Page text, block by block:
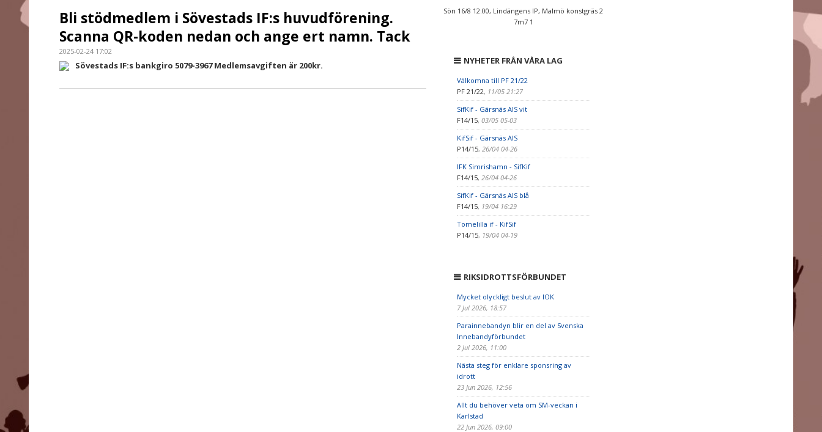
Bli stödmedlem i Sövestads IF:s huvudförening.
Scanna QR-koden nedan och ange ert namn. Tack
2025-02-24 17:02
Sövestads IF:s bankgiro 5079-3967 Medlemsavgiften är 200kr.
Sön 16/8 12:00, Lindängens IP, Malmö konstgräs 2
7m7 1
NYHETER FRÅN VÅRA LAG
Välkomna till PF 21/22
PF 21/22, 11/05 21:27
SifKif - Gärsnäs AIS vit
F14/15, 03/05 05-03
KifSif - Gärsnäs AIS
P14/15, 26/04 04-26
IFK Simrishamn - SifKif
F14/15, 26/04 04-26
SifKif - Gärsnäs AIS blå
F14/15, 19/04 16:29
Tomelilla if - KifSif
P14/15, 19/04 04-19
RIKSIDROTTSFÖRBUNDET
Mycket olyckligt beslut av IOK
7 Jul 2026, 18:57
Parainnebandyn blir en del av Svenska
Innebandyförbundet
2 Jul 2026, 11:00
Nästa steg för enklare sponsring av
idrott
23 Jun 2026, 12:56
Allt du behöver veta om SM-veckan i
Karlstad
22 Jun 2026, 09:00